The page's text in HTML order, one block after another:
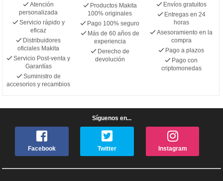
Atención
personalizada
Servicio rápido y
eficaz
Distribuidores
oficiales Makita
Servicio Post-venta y
Garantías
Suministro de
accesorios y recambios
Productos Makita
100% originales
Pago 100% seguro
Más de 60 años de
experiencia
Derecho de
devolución
Envíos gratuitos
Entregas en 24
horas
Asesoramiento en la
compra
Pago a plazos
Pago con
criptomonedas
Síguenos en...
Facebook Twitter Instagram